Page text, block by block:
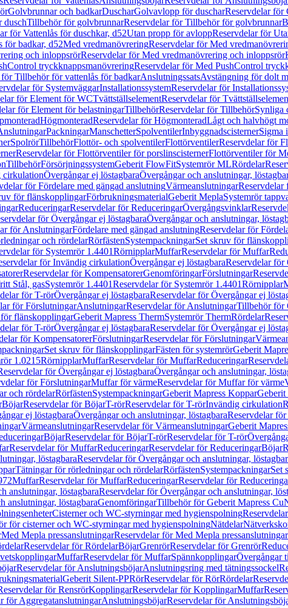
Golvbrunnar och badkarDuscharGolvavlopp för duscharReservdelar för
duschTillbehör för golvbrunnarReservdelar för Tillbehör för golvbrunnar
för Vattenlås för duschkar, d52Utan propp för avloppReservdelar för
för badkar, d52Med vredmanövreringReservdelar för Med
och inloppsrörReservdelar för Med vredmanövrering och inloppsrör
tryckknappsmanövreringReservdelar för Med PushControl
Tillbehör för vattenlås för badkarAnslutningssatsAvstängning för dolt
för SystemväggarInstallationssystemReservdelar för
för Element för WCTvättställselementReservdelar för
för Element för belastningarTillbehörReservdelar för TillbehörSynliga
HögmonteradReservdelar för HögmonteradLågt och halvhögt
PackningarManschetterSpolventilerInbyggnadscisternerSigma
SpolrörTillbehörFlottör- och spolventilerFlottörventilerReservdelar för
Reservdelar för Flottörventiler för porslinscisternerFlottörventiler för
TillbehörFörsörjningssystemGeberit FlowFitSystemrör MLRördelar
cirkulationÖvergångar ej löstagbaraÖvergångar och anslutningar,
för Fördelare med gängad anslutningVärmeanslutningarReservdelar
för flänskopplingarFörbrukningsmaterialGeberit MeplaSystemrör
ReduceringarReservdelar för ReduceringarÖvergångsvinklar
för Övergångar ej löstagbaraÖvergångar och anslutningar,
för AnslutningarFördelare med gängad anslutningReservdelar för
och rördelarRörfästenSystempackningarSet skruv för
för Systemrör 1.4401RörnipplarMuffarReservdelar för Muffar
för Invändig cirkulationÖvergångar ej löstagbaraReservdelar för
Reservdelar för KompensatorerGenomföringarFörslutningar
Stål, gasSystemrör 1.4401Reservdelar för Systemrör 1.4401Rörnipplar
för T-rörÖvergångar ej löstagbaraReservdelar för Övergångar ej
för FörslutningarAnslutningarReservdelar för AnslutningarTillbehör för
flänskopplingarGeberit Mapress ThermSystemrör ThermRördelar
för T-rörÖvergångar ej löstagbaraReservdelar för Övergångar ej
för KompensatorerFörslutningarReservdelar för Förslutningar
Set skruv för flänskopplingarFästen för systemrörGeberit
1.0215RörnipplarMuffarReservdelar för MuffarReduceringar
för Övergångar ej löstagbaraÖvergångar och anslutningar,
för FörslutningarMuffar för värmeReservdelar för Muffar för värme
och rördelarRörfästenSystempackningarGeberit Mapress KopparGeberit
BöjarReservdelar för BöjarT-rörReservdelar för T-rörInvändig cirkulation
ej löstagbaraÖvergångar och anslutningar, löstagbaraReservdelar
VärmeanslutningarReservdelar för VärmeanslutningarGeberit
BöjarReservdelar för BöjarT-rörReservdelar för T-rör
Reservdelar för MuffarReduceringarReservdelar för ReduceringarBöjar
löstagbaraReservdelar för Övergångar och anslutningar,
Tätningar för rörledningar och rördelarRörfästenSystempackningarSet
MuffarReservdelar för MuffarReduceringarReservdelar för
anslutningar, löstagbaraReservdelar för Övergångar och anslutningar,
anslutningar, löstagbaraGenomföringarTillbehör för Geberit Mapress
Cisterner och WC-styrningar med hygienspolning
för cisterner och WC-styrningar med hygienspolningNätdelar
Med Mepla pressanslutningarReservdelar för Med Mepla pressanslutningar
Reservdelar för RördelarBöjarGrenrörReservdelar för Grenrör
MuffarReservdelar för MuffarSpännkopplingarÖvergångar
Reservdelar för AnslutningsböjarAnslutningsring med tätningssockel
Geberit Silent-PPRörReservdelar för RörRördelar
för RensrörKopplingarReservdelar för KopplingarMuffar
för AggregatanslutningarAnslutningsböjarReservdelar för